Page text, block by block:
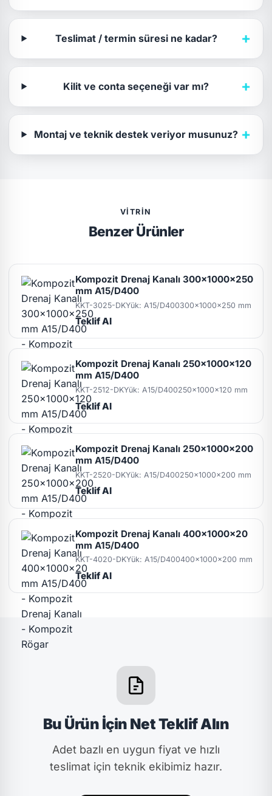
Teslimat / termin süresi ne kadar? +
Kilit ve conta seçeneği var mı? +
Montaj ve teknik destek veriyor musunuz? +
VITRIN
Benzer Ürünler
Kompozit Drenaj Kanalı 300x1000x250
mm A15/D400
KKT-3025-DKYük: A15/D400300x1000x250 mm
Teklif Al
Kompozit Drenaj Kanalı 250x1000x120
mm A15/D400
KKT-2512-DKYük: A15/D400250x1000x120 mm
Teklif Al
Kompozit Drenaj Kanalı 250x1000x200
mm A15/D400
KKT-2520-DKYük: A15/D400250x1000x200 mm
Teklif Al
Kompozit Drenaj Kanalı 400x1000x20
mm A15/D400
KKT-4020-DKYük: A15/D400400x1000x200 mm
Teklif Al
Bu Ürün İçin Net Teklif Alın
Adet bazlı en uygun fiyat ve hızlı
teslimat için teknik ekibimiz hazır.